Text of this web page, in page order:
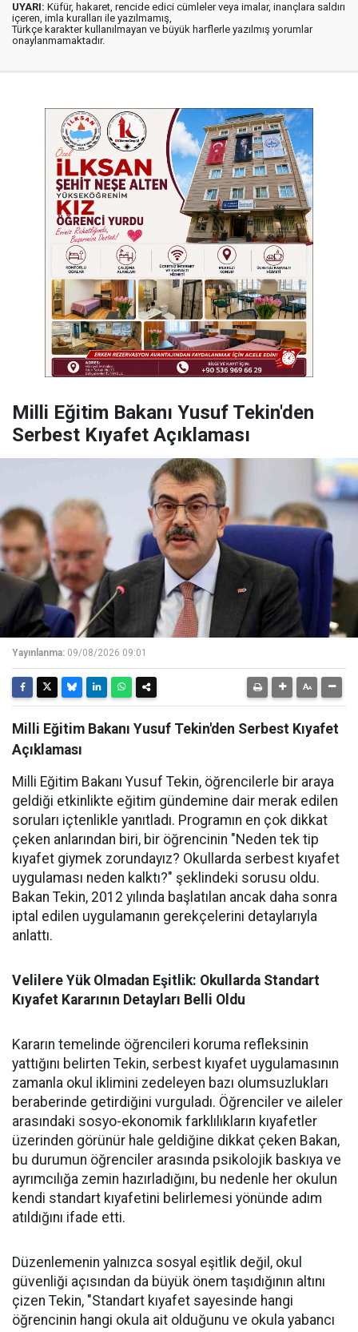
UYARI: Küfür, hakaret, rencide edici cümleler veya imalar, inançlara saldırı
içeren, imla kuralları ile yazılmamış,
Türkçe karakter kullanılmayan ve büyük harflerle yazılmış yorumlar
onaylanmamaktadır.
Milli Eğitim Bakanı Yusuf Tekin'den
Serbest Kıyafet Açıklaması
Yayınlanma: 09/08/2026 09:01
Milli Eğitim Bakanı Yusuf Tekin'den Serbest Kıyafet
Açıklaması
Milli Eğitim Bakanı Yusuf Tekin, öğrencilerle bir araya
geldiği etkinlikte eğitim gündemine dair merak edilen
soruları içtenlikle yanıtladı. Programın en çok dikkat
çeken anlarından biri, bir öğrencinin "Neden tek tip
kıyafet giymek zorundayız? Okullarda serbest kıyafet
uygulaması neden kalktı?" şeklindeki sorusu oldu.
Bakan Tekin, 2012 yılında başlatılan ancak daha sonra
iptal edilen uygulamanın gerekçelerini detaylarıyla
anlattı.
Velilere Yük Olmadan Eşitlik: Okullarda Standart
Kıyafet Kararının Detayları Belli Oldu
Kararın temelinde öğrencileri koruma refleksinin
yattığını belirten Tekin, serbest kıyafet uygulamasının
zamanla okul iklimini zedeleyen bazı olumsuzlukları
beraberinde getirdiğini vurguladı. Öğrenciler ve aileler
arasındaki sosyo-ekonomik farklılıkların kıyafetler
üzerinden görünür hale geldiğine dikkat çeken Bakan,
bu durumun öğrenciler arasında psikolojik baskıya ve
ayrımcılığa zemin hazırladığını, bu nedenle her okulun
kendi standart kıyafetini belirlemesi yönünde adım
atıldığını ifade etti.
Düzenlemenin yalnızca sosyal eşitlik değil, okul
güvenliği açısından da büyük önem taşıdığının altını
çizen Tekin, "Standart kıyafet sayesinde hangi
öğrencinin hangi okula ait olduğunu ve okula yabancı